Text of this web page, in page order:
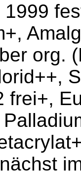
org. (
frei+,